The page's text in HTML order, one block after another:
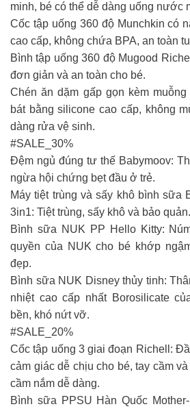
minh, bé có thể dễ dàng uống nước
Cốc tập uống 360 độ Munchkin có
cao cấp, không chứa BPA, an toàn
Bình tập uống 360 độ Mugood
đơn giản và an toàn cho bé.
Chén ăn dặm gấp gọn kèm
bát bằng silicone cao cấp, không
dàng rửa vệ sinh.
#SALE_30%
Đệm ngủ đúng tư thế Babymoov:
ngừa hội chứng bẹt đầu ở trẻ.
Máy tiệt trùng và sấy khô bình sữa
3in1: Tiệt trùng, sấy khô và bảo quản.
Bình sữa NUK PP Hello Kitty:
quyền của NUK cho bé khớp
đẹp.
Bình sữa NUK Disney thủy tinh:
nhiệt cao cấp nhất Borosilicate
bền, khó nứt vỡ.
#SALE_20%
Cốc tập uống 3 giai đoạn Richell:
cảm giác dễ chịu cho bé, tay cầm
cầm nắm dễ dàng.
Bình sữa PPSU Hàn Quốc